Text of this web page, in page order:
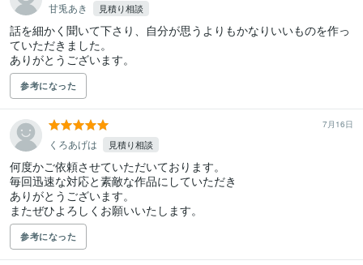
甘兎あき 見積り相談
話を細かく聞いて下さり、自分が思うよりもかなりいいものを作っ
ていただきました。
ありがとうございます。
参考になった
7月16日
くろあげは 見積り相談
何度かご依頼させていただいております。
毎回迅速な対応と素敵な作品にしていただき
ありがとうございます。
またぜひよろしくお願いいたします。
参考になった